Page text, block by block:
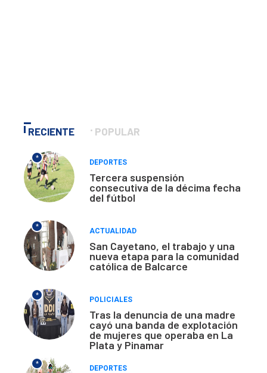
RECIENTE POPULAR
*
DEPORTES
Tercera suspensión
consecutiva de la décima fecha
del fútbol
*
ACTUALIDAD
San Cayetano, el trabajo y una
nueva etapa para la comunidad
católica de Balcarce
*
POLICIALES
Tras la denuncia de una madre
cayó una banda de explotación
de mujeres que operaba en La
Plata y Pinamar
*
DEPORTES